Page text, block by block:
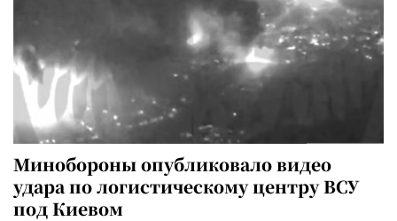
Минобороны опубликовало видео
удара по логистическому центру ВСУ
под Киевом